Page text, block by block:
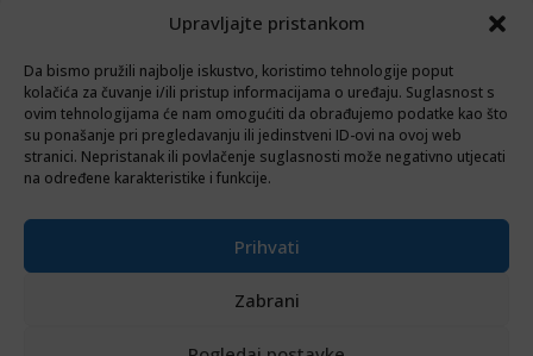
Upravljajte pristankom
Da bismo pružili najbolje iskustvo, koristimo tehnologije poput
kolačića za čuvanje i/ili pristup informacijama o uređaju. Suglasnost s
ovim tehnologijama će nam omogućiti da obrađujemo podatke kao što
su ponašanje pri pregledavanju ili jedinstveni ID-ovi na ovoj web
stranici. Nepristanak ili povlačenje suglasnosti može negativno utjecati
na određene karakteristike i funkcije.
Prihvati
Zabrani